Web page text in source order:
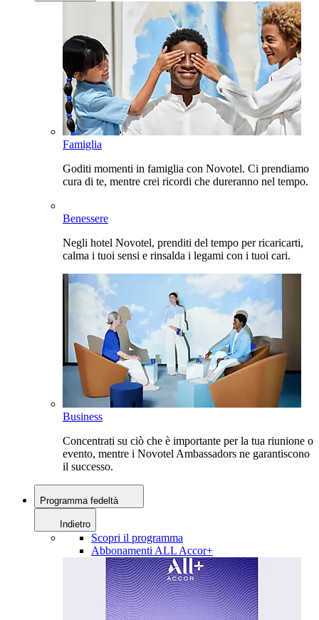
Famiglia
Goditi momenti in famiglia con Novotel. Ci prendiamo
cura di te, mentre crei ricordi che dureranno nel tempo.
Benessere
Negli hotel Novotel, prenditi del tempo per ricaricarti,
calma i tuoi sensi e rinsalda i legami con i tuoi cari.
Business
Concentrati su ciò che è importante per la tua riunione o
evento, mentre i Novotel Ambassadors ne garantiscono
il successo.
Programma fedeltà
Indietro
Scopri il programma
Abbonamenti ALL Accor+